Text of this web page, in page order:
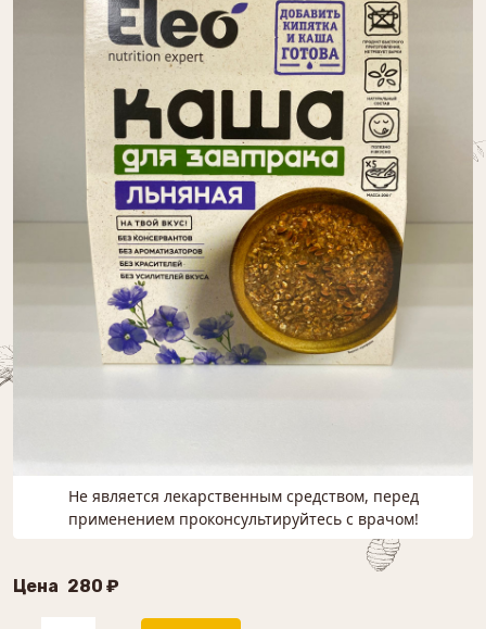
Не является лекарственным средством, перед
применением проконсультируйтесь с врачом!
Цена 280 ₽